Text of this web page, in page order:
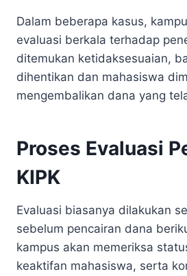
Dalam beberapa kasus,
evaluasi berkala terhadap
ditemukan ketidaksesuaian,
dihentikan dan mahasiswa
mengembalikan dana yang
Proses Evaluasi
KIPK
Evaluasi biasanya dilakukan
sebelum pencairan dana
kampus akan memeriksa
keaktifan mahasiswa, serta